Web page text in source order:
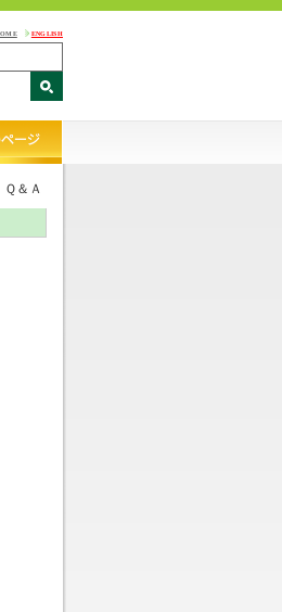
ENGLISH
＆Ａ